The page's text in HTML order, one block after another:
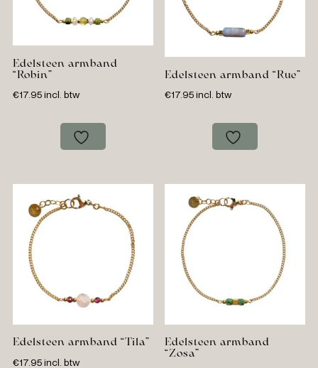
Edelsteen armband
“Robin”
€17.95incl. btw
Edelsteen armband “Rue”
€17.95incl. btw
Edelsteen armband “Tila”
€17.95incl. btw
Edelsteen armband
“Zosa”